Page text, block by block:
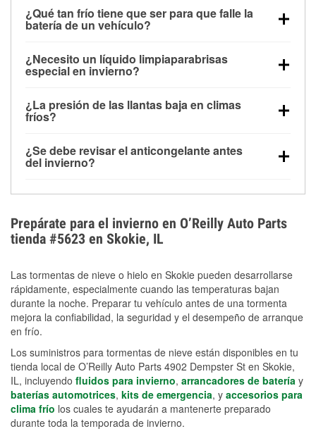
¿Qué tan frío tiene que ser para que falle la
batería de un vehículo?
debajo de los 32 °F y puede perder hasta la mitad de
su potencia de arranque cerca de los 0 °F, lo que
arranque.
¿Necesito un líquido limpiaparabrisas
especial en invierno?
la congelación y ayuda a disolver la sal y la nieve
derretida en la carretera para mejorar la visibilidad.
¿La presión de las llantas baja en climas
fríos?
alrededor de 1 PSI por cada 10 °F que baja la
temperatura. Puedes obtener más información sobre
¿Se debe revisar el anticongelante antes
del invierno?
el sobrecalentamiento en condiciones de frío
extremo. Aprende cómo comprobar la protección
anticongelante en nuestra sección How-To.
Prepárate para el invierno en O’Reilly Auto Parts
tienda #5623 en Skokie, IL
Las tormentas de nieve o hielo en Skokie pueden desarrollarse
rápidamente, especialmente cuando las temperaturas bajan
durante la noche. Preparar tu vehículo antes de una tormenta
mejora la confiabilidad, la seguridad y el desempeño de arranque
en frío.
Los suministros para tormentas de nieve están disponibles en tu
tienda local de O’Reilly Auto Parts 4902 Dempster St en Skokie,
IL, incluyendo fluidos para invierno, arrancadores de batería y
baterías automotrices, kits de emergencia, y accesorios para
clima frío los cuales te ayudarán a mantenerte preparado
durante toda la temporada de invierno.